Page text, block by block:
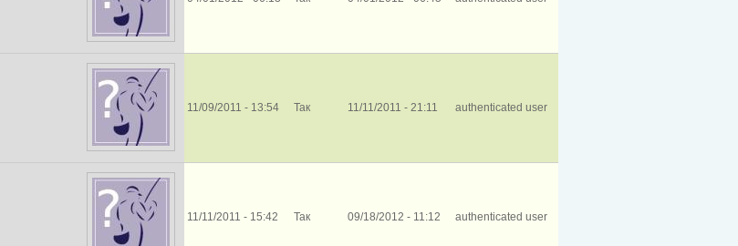
11/09/2011 - 13:54 Так 11/11/2011 - 21:11 authenticated user
11/11/2011 - 15:42 Так 09/18/2012 - 11:12 authenticated user